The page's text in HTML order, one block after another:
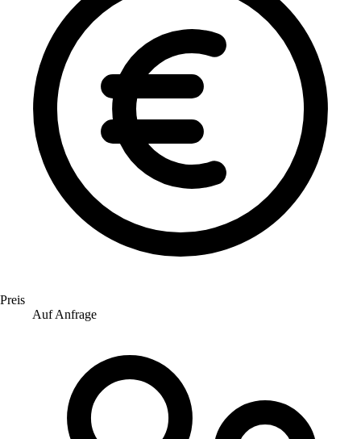
Preis
Auf Anfrage